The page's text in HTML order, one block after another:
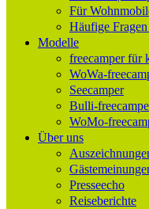
Für
Häufige
Modelle
freecamper für
WoWa-
Seecamper
Bulli-
WoMo-
Über uns
Presseecho
Reiseberichte